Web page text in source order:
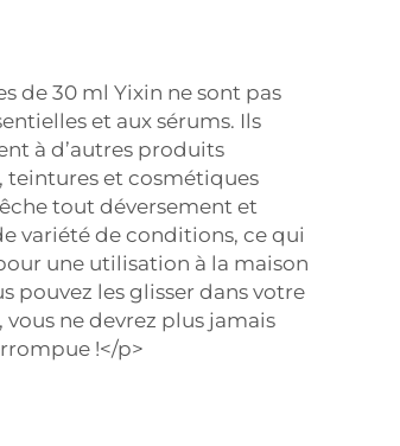
de 30 ml Yixin ne sont pas
et aux sérums. Ils
à d’autres produits
teintures et cosmétiques
tout déversement et
variété de conditions, ce qui
une utilisation à la maison
pouvez les glisser dans votre
ne devrez plus jamais
!</p>